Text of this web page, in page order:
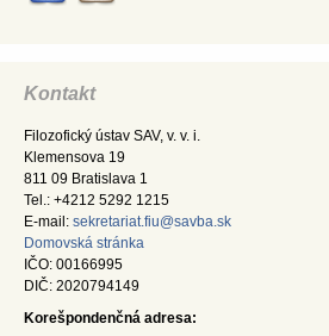
Kontakt
Filozofický ústav SAV, v. v. i.
Klemensova 19
811 09 Bratislava 1
Tel.: +4212 5292 1215
E-mail: sekretariat.fiu@savba.sk
Domovská stránka
IČO: 00166995
DIČ: 2020794149
Korešpondenčná adresa: